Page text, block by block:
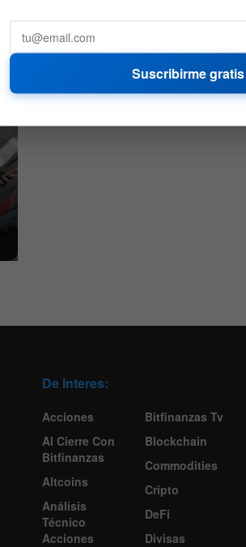
De Interes:
Acciones
Al Cierre Con
Bitfinanzas
Altcoins
Análisis
Técnico
Acciones
Bitfinanzas Tv
Blockchain
Commodities
Cripto
DeFi
Divisas
Suscribirme gratis